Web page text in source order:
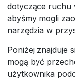
dotyczące ruchu
abyśmy mogli
narzędzia w
Poniżej znajduje
mogą być
użytkownika